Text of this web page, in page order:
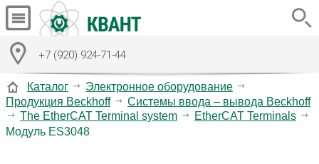
+7 (920) 924-71-44
Каталог
Электронное оборудование
Продукция Beckhoff
Системы ввода – вывода Beckhoff
The EtherCAT Terminal system
EtherCAT Terminals
Модуль ES3048